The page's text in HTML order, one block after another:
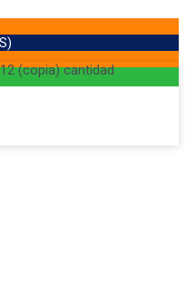
(copia) cantidad